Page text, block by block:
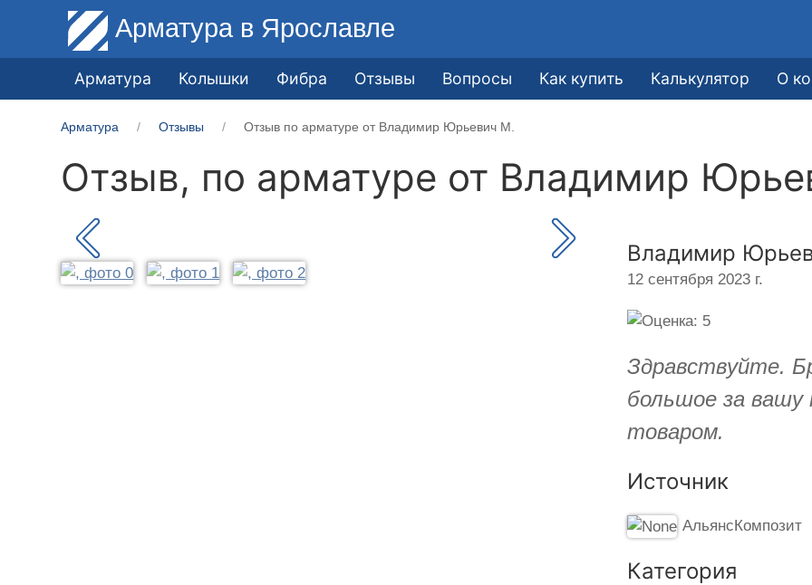
Арматура в Ярославле
Арматура Колышки Фибра Отзывы Вопросы Как купить Калькулятор О
Арматура Отзывы Отзыв по арматуре от Владимир Юрьевич М.
Отзыв, по арматуре от Владимир
Владимир
12 сентября 2023 г.
Здравствуйте.
большое за вашу
товаром.
Источник
АльянсКомпозит
Категория